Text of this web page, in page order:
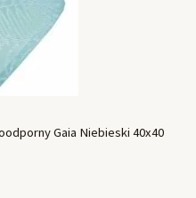
Gaia Niebieski 40x40